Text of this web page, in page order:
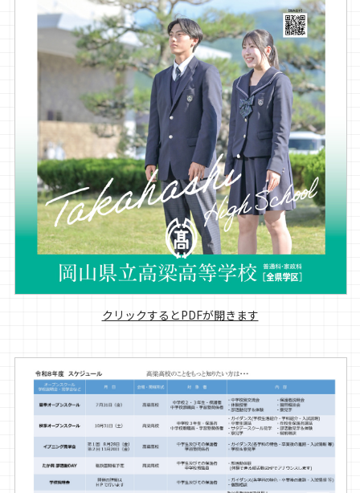
クリックするとPDFが開きます